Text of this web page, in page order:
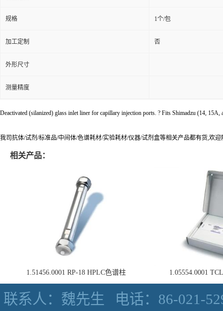
规格 1个/包
加工定制 否
外形尺寸
测量精度
Deactivated (silanized) glass inlet liner for capillary injection ports. ? Fits Shimadzu (14,
我司抗体/试剂/标准品/中间体/色谱耗材/实验耗材/仪器/试剂盒等相关产品都有货,欢
相关产品：
1.51456.0001 RP-18 HPLC色谱柱 1.05554.0001
联系人：魏先生
电话：86-021-